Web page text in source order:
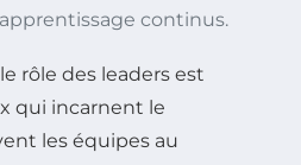
continus.
rôle des leaders est
qui incarnent le
les équipes au